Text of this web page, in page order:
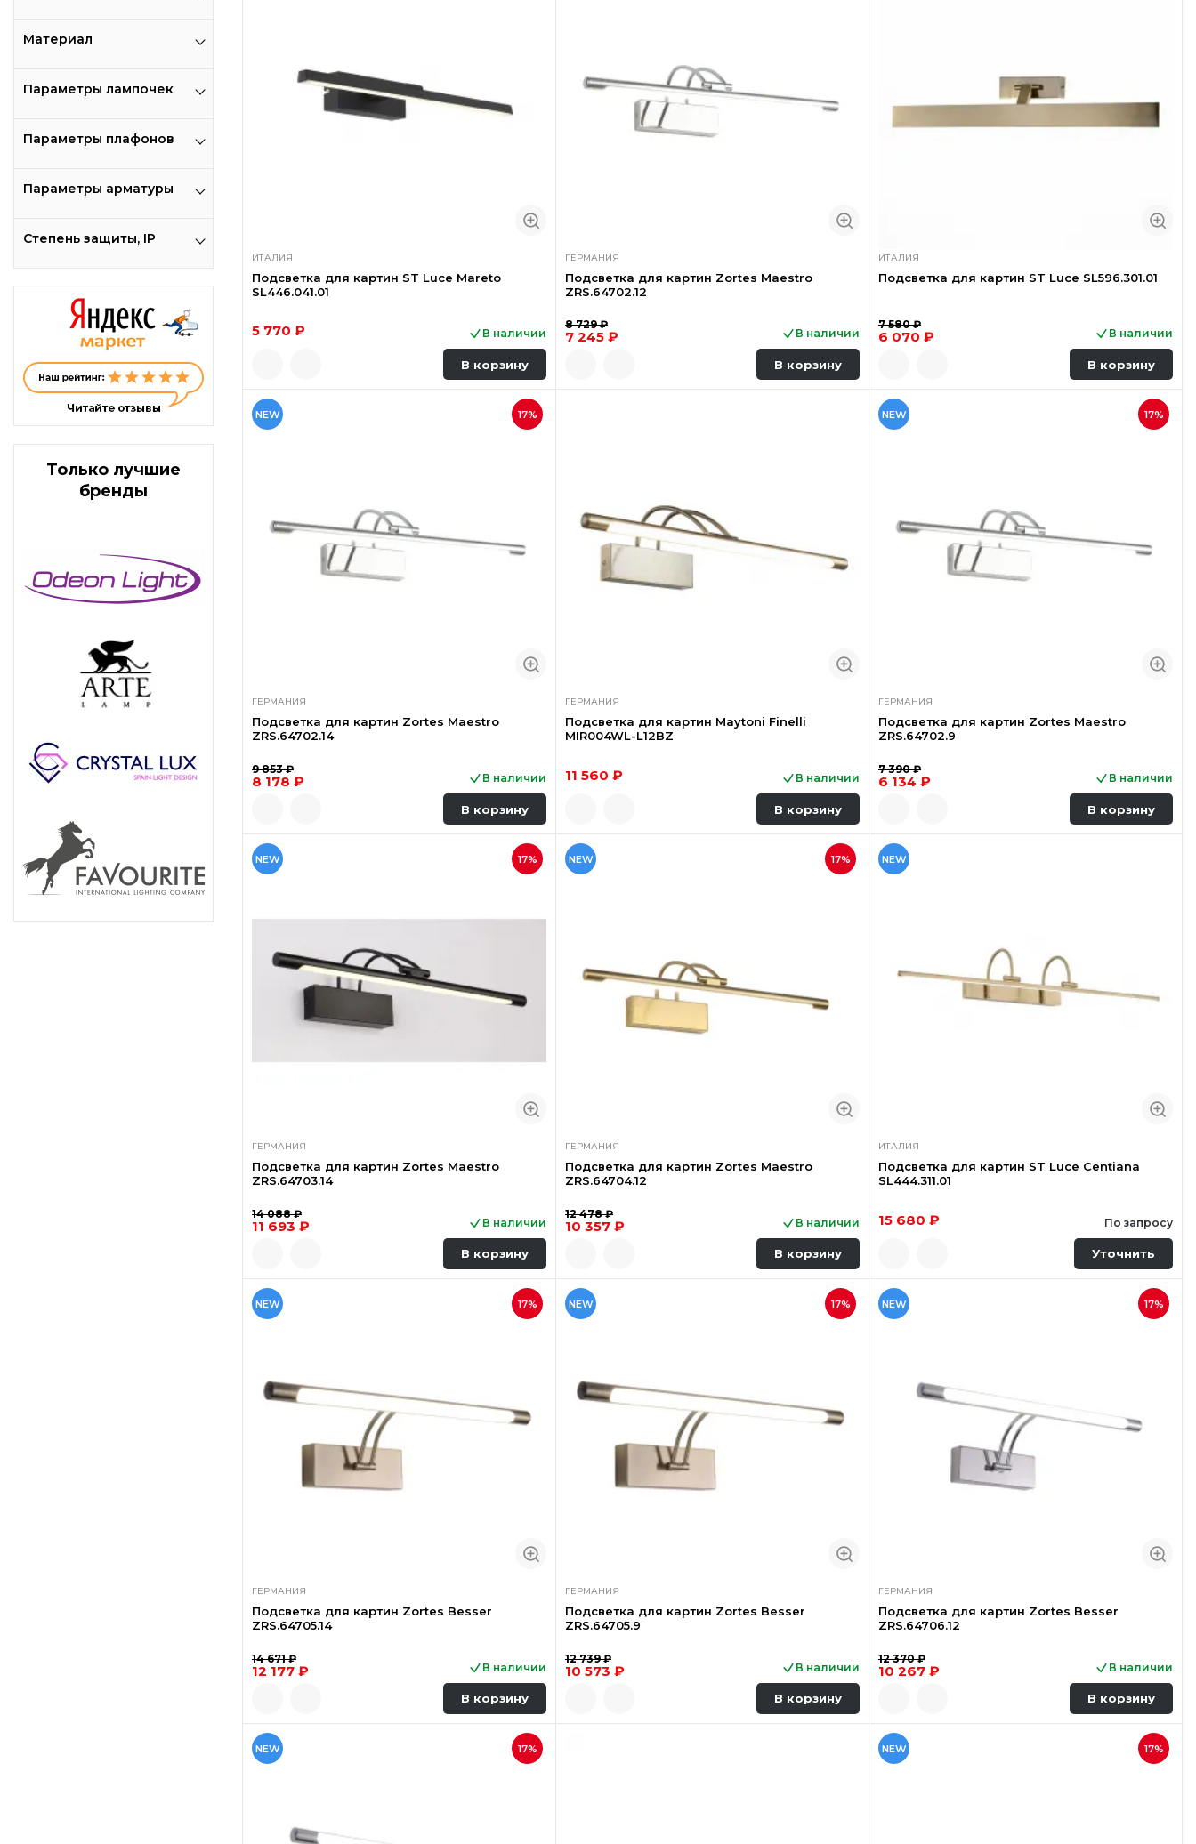
Материал
Параметры лампочек
Параметры плафонов
Параметры арматуры
Степень защиты, IP
Только лучшие
бренды
ИТАЛИЯ
Подсветка для картин ST Luce Mareto
SL446.041.01
5 770 ₽ В наличии
В корзину
ГЕРМАНИЯ
Подсветка для картин Zortes Maestro
ZRS.64702.12
8 729 ₽
7 245 ₽ В наличии
В корзину
ИТАЛИЯ
Подсветка для картин ST Luce SL596.301.01
7 580 ₽
6 070 ₽ В наличии
В корзину
NEW 17%
ГЕРМАНИЯ
Подсветка для картин Zortes Maestro
ZRS.64702.14
9 853 ₽
8 178 ₽ В наличии
В корзину
ГЕРМАНИЯ
Подсветка для картин Maytoni Finelli
MIR004WL-L12BZ
11 560 ₽ В наличии
В корзину
NEW 17%
ГЕРМАНИЯ
Подсветка для картин Zortes Maestro
ZRS.64702.9
7 390 ₽
6 134 ₽ В наличии
В корзину
NEW 17%
ГЕРМАНИЯ
Подсветка для картин Zortes Maestro
ZRS.64703.14
14 088 ₽
11 693 ₽ В наличии
В корзину
NEW 17%
ГЕРМАНИЯ
Подсветка для картин Zortes Maestro
ZRS.64704.12
12 478 ₽
10 357 ₽ В наличии
В корзину
NEW
ИТАЛИЯ
Подсветка для картин ST Luce Centiana
SL444.311.01
15 680 ₽ По запросу
Уточнить
NEW 17%
ГЕРМАНИЯ
Подсветка для картин Zortes Besser
ZRS.64705.14
14 671 ₽
12 177 ₽ В наличии
В корзину
NEW 17%
ГЕРМАНИЯ
Подсветка для картин Zortes Besser
ZRS.64705.9
12 739 ₽
10 573 ₽ В наличии
В корзину
NEW 17%
ГЕРМАНИЯ
Подсветка для картин Zortes Besser
ZRS.64706.12
12 370 ₽
10 267 ₽ В наличии
В корзину
NEW 17% NEW 17%